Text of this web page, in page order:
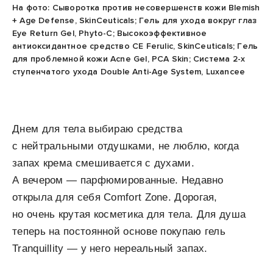
На фото: Сыворотка против несовершенств кожи Blemish
+ Age Defense, SkinCeuticals; Гель для ухода вокруг глаз
Eye Return Gel, Phyto-C; Высокоэффективное
антиоксидантное средство CE Ferulic, SkinCeuticals; Гель
для проблемной кожи Acne Gel, PCA Skin; Система 2-х
ступенчатого ухода Double Anti-Age System, Luxancee
Днем для тела выбираю средства
с нейтральными отдушками, не люблю, когда
запах крема смешивается с духами.
А вечером — парфюмированные. Недавно
открыла для себя Comfort Zone. Дорогая,
но очень крутая косметика для тела. Для душа
теперь на постоянной основе покупаю гель
Tranquillity — у него нереальный запах.